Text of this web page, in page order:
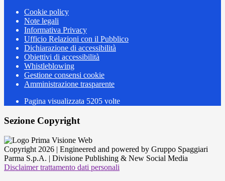
Cookie policy
Note legali
Informativa Privacy
Ufficio Relazioni con il Pubblico
Dichiarazione di accessibilità
Obiettivi di accessibilità
Whistleblowing
Gestione consensi cookie
Amministrazione trasparente
Pagina visualizzata 5205 volte
Sezione Copyright
Copyright 2026 | Engineered and powered by Gruppo Spaggiari
Parma S.p.A. | Divisione Publishing & New Social Media
Disclaimer trattamento dati personali